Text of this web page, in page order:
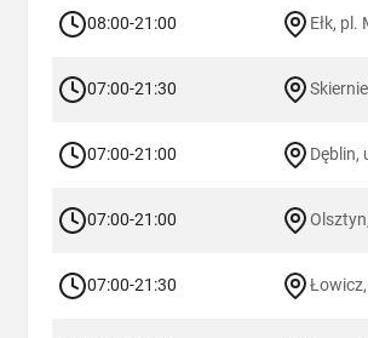
08:00-21:00 Ełk, pl.
07:00-21:30
07:00-21:00 Dęblin,
07:00-21:00
07:00-21:30